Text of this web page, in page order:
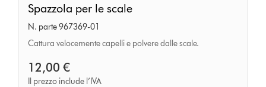
per
le
scale
Spazzola per le scale
N. parte 967369-01
Cattura velocemente capelli e polvere dalle scale.
12,00 €
Il prezzo include l’IVA